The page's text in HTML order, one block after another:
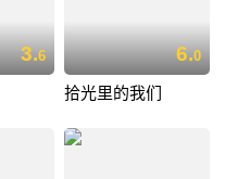
3.6 6.0
拾光里的我们